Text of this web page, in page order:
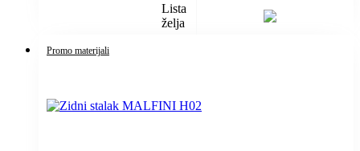
Lista
želja
Promo materijali